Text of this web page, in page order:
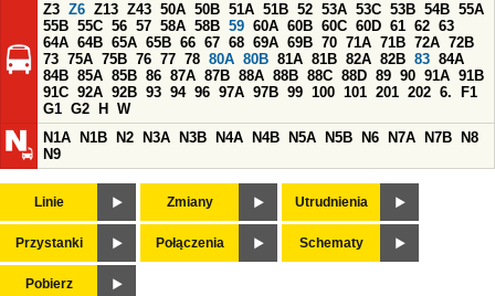
Z3 Z6 Z13 Z43 50A 50B 51A 51B 52 53A 53C 53B 54B 55A
55B 55C 56 57 58A 58B 59 60A 60B 60C 60D 61 62 63
64A 64B 65A 65B 66 67 68 69A 69B 70 71A 71B 72A 72B
73 75A 75B 76 77 78 80A 80B 81A 81B 82A 82B 83 84A
84B 85A 85B 86 87A 87B 88A 88B 88C 88D 89 90 91A 91B
91C 92A 92B 93 94 96 97A 97B 99 100 101 201 202 6.
F1
G1 G2 H
W
N1A
N1B N2 N3A N3B N4A N4B N5A N5B N6 N7A N7B
N8
N9
Linie Zmiany Utrudnienia
Przystanki Połączenia Schematy
Pobierz